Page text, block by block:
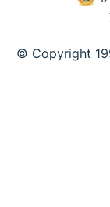
© Copyright